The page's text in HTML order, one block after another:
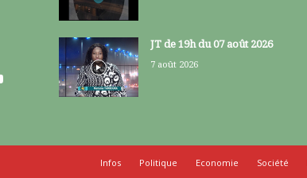
JT de 19h du 07 août 2026
7 août 2026
Infos Politique Economie Société